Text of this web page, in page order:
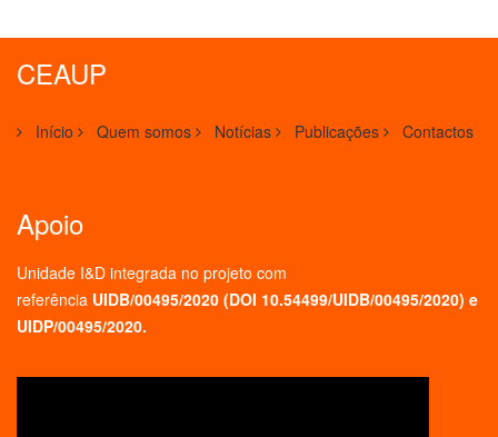
CEAUP
Início Quem somos Notícias Publicações Contactos
Apoio
Unidade I&D integrada no projeto com
referência UIDB/00495/2020 (DOI 10.54499/UIDB/00495/2020) e
UIDP/00495/2020.